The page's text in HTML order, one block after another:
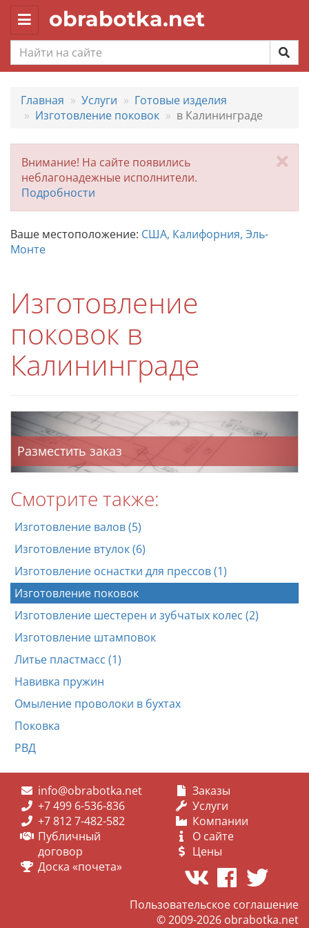
Toggle
navigation
obrabotka.net
Главная Услуги
Готовые изделия
Изготовление поковок
в Калининграде
Внимание! На сайте появились
неблагонадежные исполнители.
Подробности
Ваше местоположение: США, Калифорния, Эль-
Монте
Изготовление
поковок в
Калининграде
Разместить заказ
Смотрите также:
Изготовление валов (5)
Изготовление втулок (6)
Изготовление оснастки для прессов (1)
Изготовление поковок
Изготовление шестерен и зубчатых колес (2)
Изготовление штамповок
Литье пластмасс (1)
Навивка пружин
Омыление проволоки в бухтах
Поковка
РВД
info@obrabotka.net
+7 499 6-536-836
+7 812 7-482-582
Публичный
договор
Доска «почета»
Заказы
Услуги
Компании
О сайте
Цены
Пользовательское соглашение
© 2009-2026 obrabotka.net